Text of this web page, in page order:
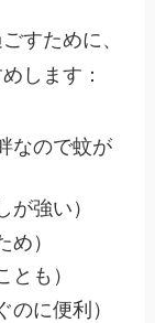
すために、
します：
なので蚊が
強い）
）
も）
に便利）